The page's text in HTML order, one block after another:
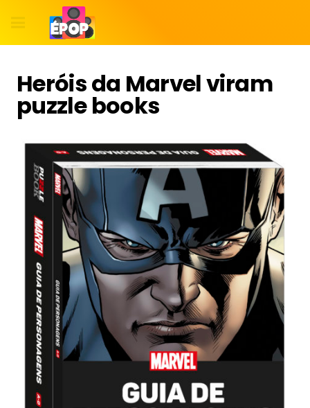
Heróis da Marvel viram
puzzle books